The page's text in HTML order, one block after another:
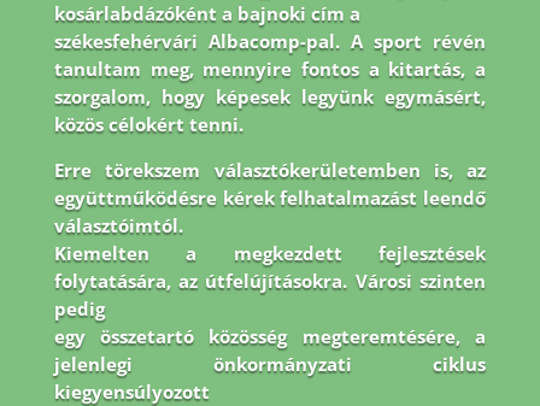
kosárlabdázóként a bajnoki cím a
székesfehérvári Albacomp-pal. A sport révén
tanultam meg, mennyire fontos a kitartás, a
szorgalom, hogy képesek legyünk egymásért,
közös célokért tenni.
Erre törekszem választókerületemben is, az
együttműködésre kérek felhatalmazást leendő
választóimtól.
Kiemelten a megkezdett fejlesztések
folytatására, az útfelújításokra. Városi szinten
pedig
egy összetartó közösség megteremtésére, a
jelenlegi önkormányzati ciklus
kiegyensúlyozott